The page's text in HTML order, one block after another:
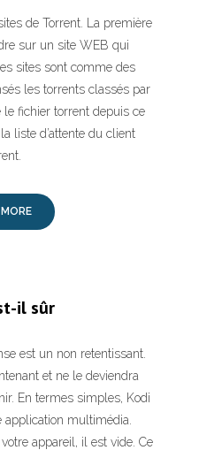
de Torrent. La première
sur un site WEB qui
sites sont comme des
les torrents classés par
fichier torrent depuis ce
liste d’attente du client
il sûr
est un non retentissant.
et ne le deviendra
En termes simples, Kodi
application multimédia.
appareil, il est vide. Ce